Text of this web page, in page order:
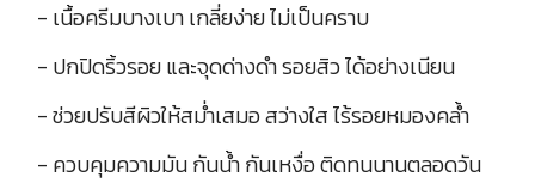
- เนื้อครีมบางเบา เกลี่ยง่าย ไม่เป็นคราบ
- ปกปิดริ้วรอย และจุดด่างดำ รอยสิว ได้อย่างเนียน
- ช่วยปรับสีผิวให้สม่ำเสมอ สว่างใส ไร้รอยหมองคล้ำ
- ควบคุมความมัน กันน้ำ กันเหงื่อ ติดทนนานตลอดวัน